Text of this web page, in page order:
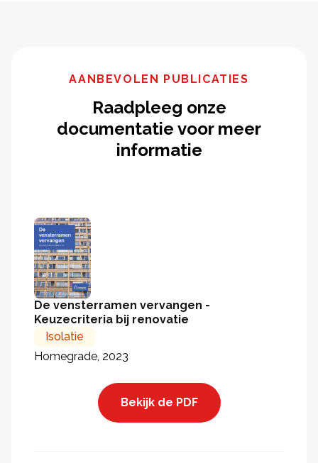
AANBEVOLEN PUBLICATIES
Raadpleeg onze
documentatie voor meer
informatie
De vensterramen vervangen -
Keuzecriteria bij renovatie
Isolatie
Homegrade, 2023
Bekijk de PDF